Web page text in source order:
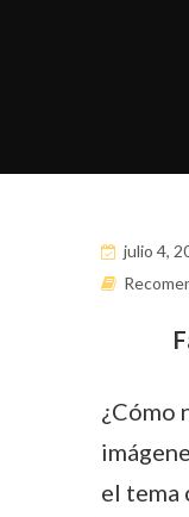
julio 4,
¿Cómo
el tema